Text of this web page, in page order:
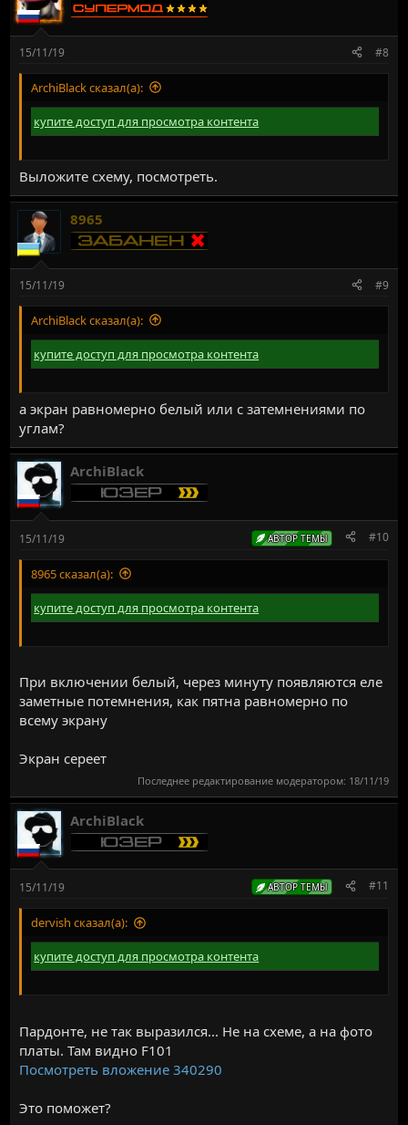
15/11/19 #8
ArchiBlack сказал(а):
купите доступ для просмотра контента
Выложите схему, посмотреть.
8965
15/11/19 #9
ArchiBlack сказал(а):
купите доступ для просмотра контента
а экран равномерно белый или с затемнениями по
углам?
ArchiBlack
15/11/19 АВТОР ТЕМЫ #10
8965 сказал(а):
купите доступ для просмотра контента
При включении белый, через минуту появляются еле
заметные потемнения, как пятна равномерно по
всему экрану
Экран сереет
Последнее редактирование модератором: 18/11/19
ArchiBlack
15/11/19 АВТОР ТЕМЫ #11
dervish сказал(а):
купите доступ для просмотра контента
Пардонте, не так выразился... Не на схеме, а на фото
платы. Там видно F101
Посмотреть вложение 340290
Это поможет?